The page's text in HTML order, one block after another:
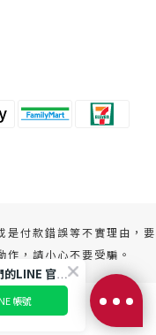
是付款錯誤等不實理由，要
，請小心不要受騙。
司 版權所有
歡迎訂閱我們的LINE 官方帳號
帳號